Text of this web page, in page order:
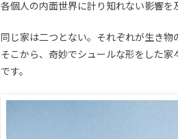
各個人の内面世界に計り知れない影響を
同じ家は二つとない。それぞれが生き物
そこから、奇妙でシュールな形をした
です。